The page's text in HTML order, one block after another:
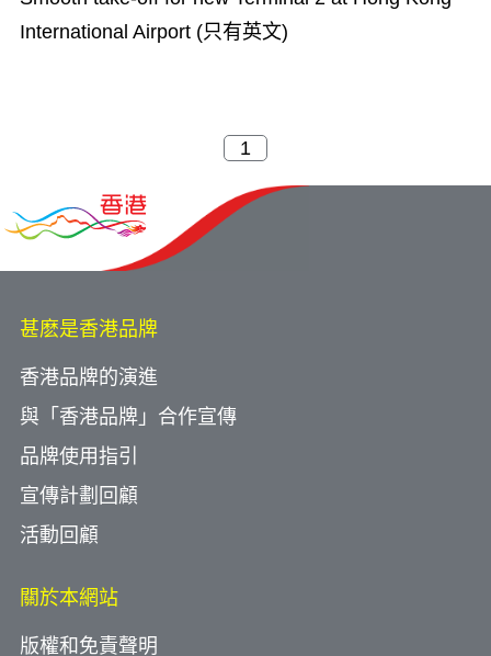
International Airport (只有英文)
甚麽是香港品牌
香港品牌的演進
與「香港品牌」合作宣傳
品牌使用指引
宣傳計劃回顧
活動回顧
關於本網站
版權和免責聲明